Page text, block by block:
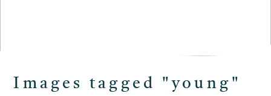
Images tagged "young"